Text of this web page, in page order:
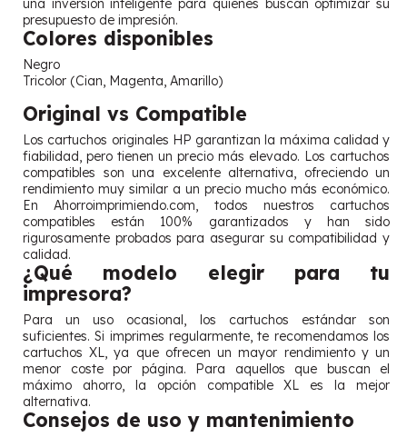
una inversión inteligente para quienes buscan optimizar su
presupuesto de impresión.
Colores disponibles
Negro
Tricolor (Cian, Magenta, Amarillo)
Original vs Compatible
Los cartuchos originales HP garantizan la máxima calidad y
fiabilidad, pero tienen un precio más elevado. Los cartuchos
compatibles son una excelente alternativa, ofreciendo un
rendimiento muy similar a un precio mucho más económico.
En Ahorroimprimiendo.com, todos nuestros cartuchos
compatibles están 100% garantizados y han sido
rigurosamente probados para asegurar su compatibilidad y
calidad.
¿Qué modelo elegir para tu
impresora?
Para un uso ocasional, los cartuchos estándar son
suficientes. Si imprimes regularmente, te recomendamos los
cartuchos XL, ya que ofrecen un mayor rendimiento y un
menor coste por página. Para aquellos que buscan el
máximo ahorro, la opción compatible XL es la mejor
alternativa.
Consejos de uso y mantenimiento